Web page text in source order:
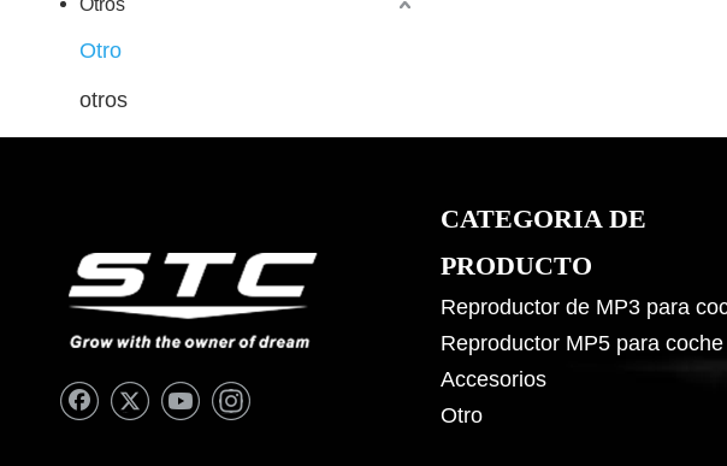
Otros
Otro
otros
CATEGORIA DE
PRODUCTO
Reproductor de MP3 para
Reproductor MP5 para coche
Accesorios
Otro